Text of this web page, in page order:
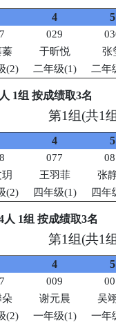
4 5
029
蓁 于昕悦
张
(2) 二年级(1) 二年
1组 按成绩取3名
第1组(共1
4 5
077
王羽菲
张
(2) 四年级(1) 四年
人 1组 按成绩取3名
第1组(共1
4 5
009
朵 谢元晨
吴
(2) 一年级(1) 一年